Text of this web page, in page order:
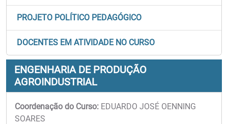
PROJETO POLÍTICO PEDAGÓGICO
DOCENTES EM ATIVIDADE NO CURSO
ENGENHARIA DE PRODUÇÃO
AGROINDUSTRIAL
Coordenação do Curso: EDUARDO JOSÉ OENNING
SOARES